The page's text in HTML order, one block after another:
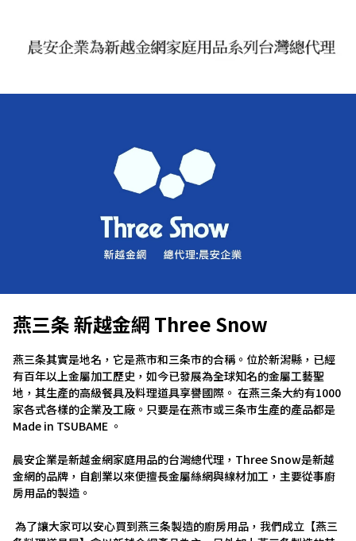
燕三条 新越金網 Three Snow
燕三条其實是地名，它是燕市和三条市的合稱。位於新潟縣，已經
有百年以上金屬加工歷史，如今已發展為全球知名的金屬工藝聖
地，其生產的高級餐具及料理道具享譽國際。 在燕三条大約有1000
家各式各樣的企業及工廠。只要是在燕市或三条市生產的產品都是
Made in TSUBAME 。
晨安企業是新越金網家庭用品的台灣總代理，Three Snow是新越
金網的品牌，自創業以來便擅長金屬絲網與線材加工，主要從事廚
房用品的製造。